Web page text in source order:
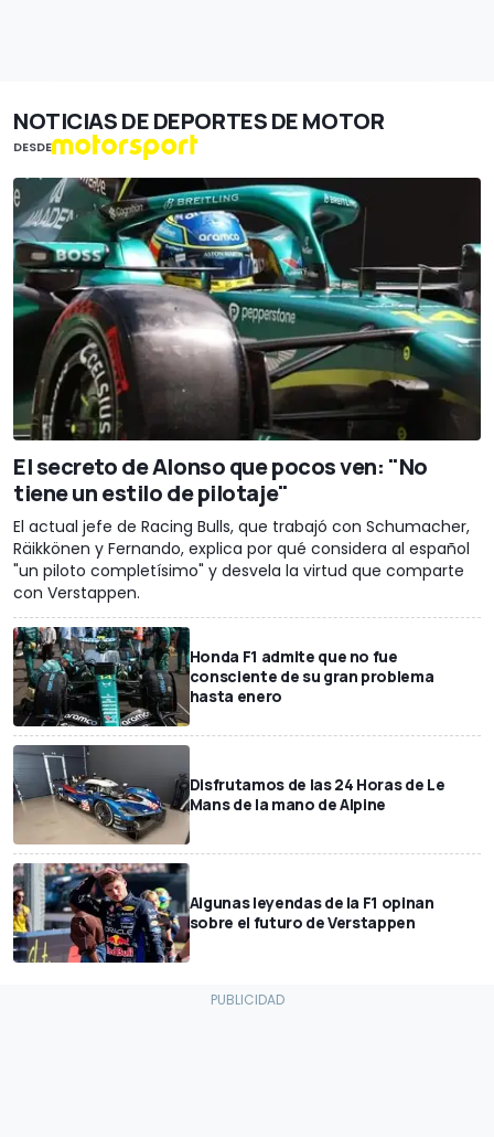
NOTICIAS DE DEPORTES DE MOTOR
DESDE
El secreto de Alonso que pocos ven: "No
tiene un estilo de pilotaje"
El actual jefe de Racing Bulls, que trabajó con Schumacher,
Räikkönen y Fernando, explica por qué considera al español
"un piloto completísimo" y desvela la virtud que comparte
con Verstappen.
Honda F1 admite que no fue
consciente de su gran problema
hasta enero
Disfrutamos de las 24 Horas de Le
Mans de la mano de Alpine
Algunas leyendas de la F1 opinan
sobre el futuro de Verstappen